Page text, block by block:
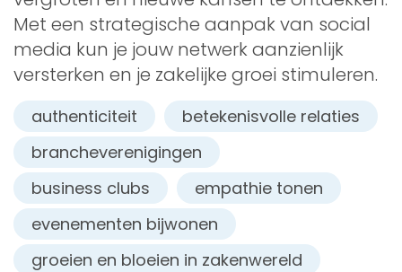
Met een strategische aanpak van social
media kun je jouw netwerk aanzienlijk
versterken en je zakelijke groei stimuleren.
authenticiteit
betekenisvolle relaties
brancheverenigingen
business clubs
empathie tonen
evenementen bijwonen
groeien en bloeien in zakenwereld